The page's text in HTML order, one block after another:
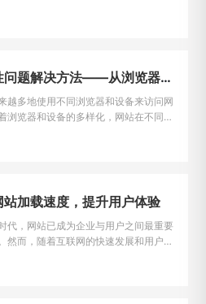
的首选技术之一。
网站兼容性问题解决方法——从浏览器到设备的完美适配
越多地使用不同浏览器和设备来访问网
浏览器和设备的多样化，网站在不同平
平板上都能有良好的使用体验，我们需
站加载速度，提升用户体验
代，网站已成为企业与用户之间最重要
然而，随着互联网的快速发展和用户需
来说，如果一个网站的加载速度过慢，